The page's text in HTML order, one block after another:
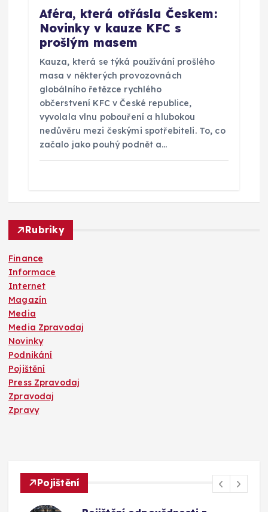
Aféra, která otřásla Českem:
Novinky v kauze KFC s
prošlým masem
Kauza, která se týká používání prošlého
masa v některých provozovnách
globálního řetězce rychlého
občerstvení KFC v České republice,
vyvolala vlnu pobouření a hlubokou
nedůvěru mezi českými spotřebiteli. To, co
začalo jako pouhý podnět a…
Rubriky
Finance
Informace
Internet
Magazín
Media
Media Zpravodaj
Novinky
Podnikání
Pojištění
Press Zpravodaj
Zpravodaj
Zpravy
Pojištění